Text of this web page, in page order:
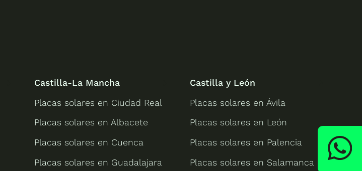
Castilla-La Mancha
Placas solares en Ciudad Real
Placas solares en Albacete
Placas solares en Cuenca
Placas solares en Guadalajara
Castilla y León
Placas solares en Ávila
Placas solares en León
Placas solares en Palencia
Placas solares en Salamanca